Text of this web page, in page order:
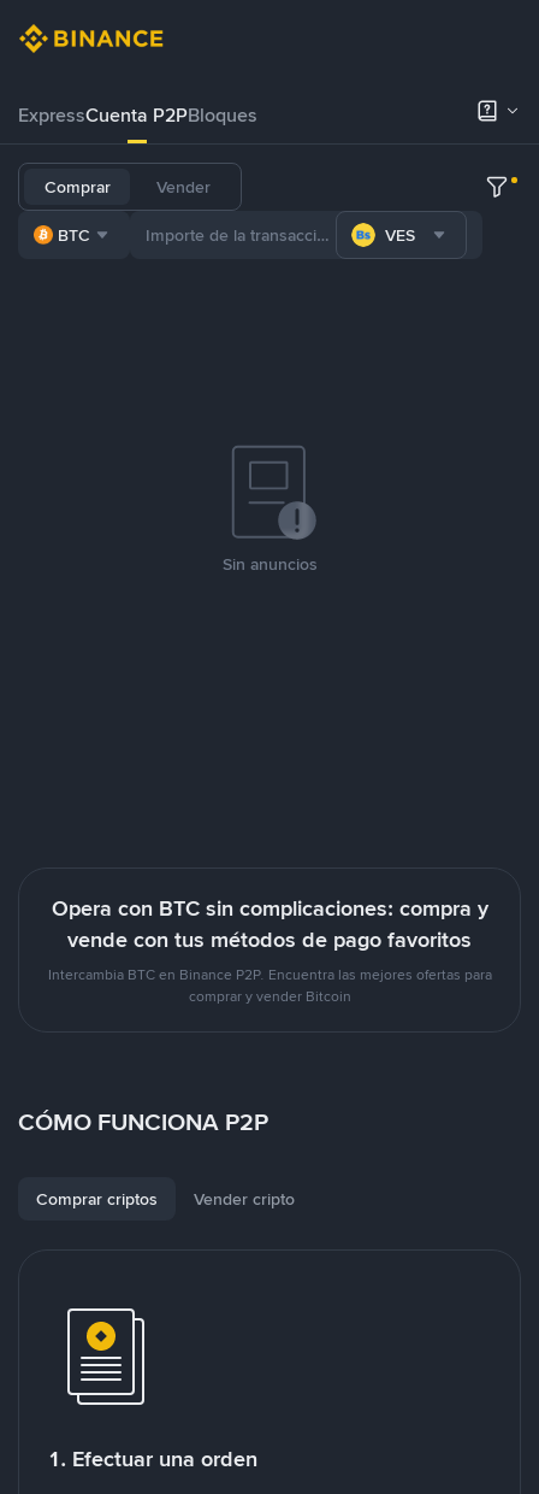
ExpressCuenta P2PBloques
Comprar Vender
BTC VES
Sin anuncios
Opera con BTC sin complicaciones: compra y
vende con tus métodos de pago favoritos
Intercambia BTC en Binance P2P. Encuentra las mejores ofertas para
comprar y vender Bitcoin
CÓMO FUNCIONA P2P
Comprar criptos Vender cripto
1. Efectuar una orden